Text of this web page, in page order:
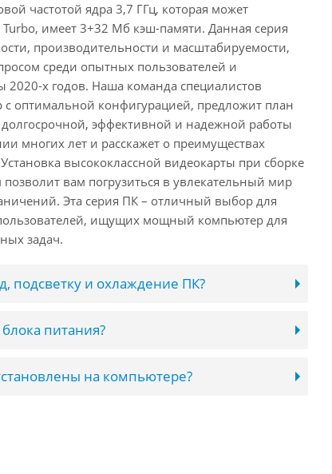
частотой ядра 3,7 ГГц, которая может
имеет 3+32 Мб кэш-памяти. Данная серия
производительности и масштабируемости,
среди опытных пользователей и
2020-х годов. Наша команда специалистов
оптимальной конфигурацией, предложит план
эффективной и надежной работы
многих лет и расскажет о преимуществах
высококлассной видеокарты при сборке
вам погрузиться в увлекательный мир
Эта серия ПК – отличный выбор для
ищущих мощный компьютер для
задач.
подсветку и охлаждение ПК?
питания?
на компьютере?